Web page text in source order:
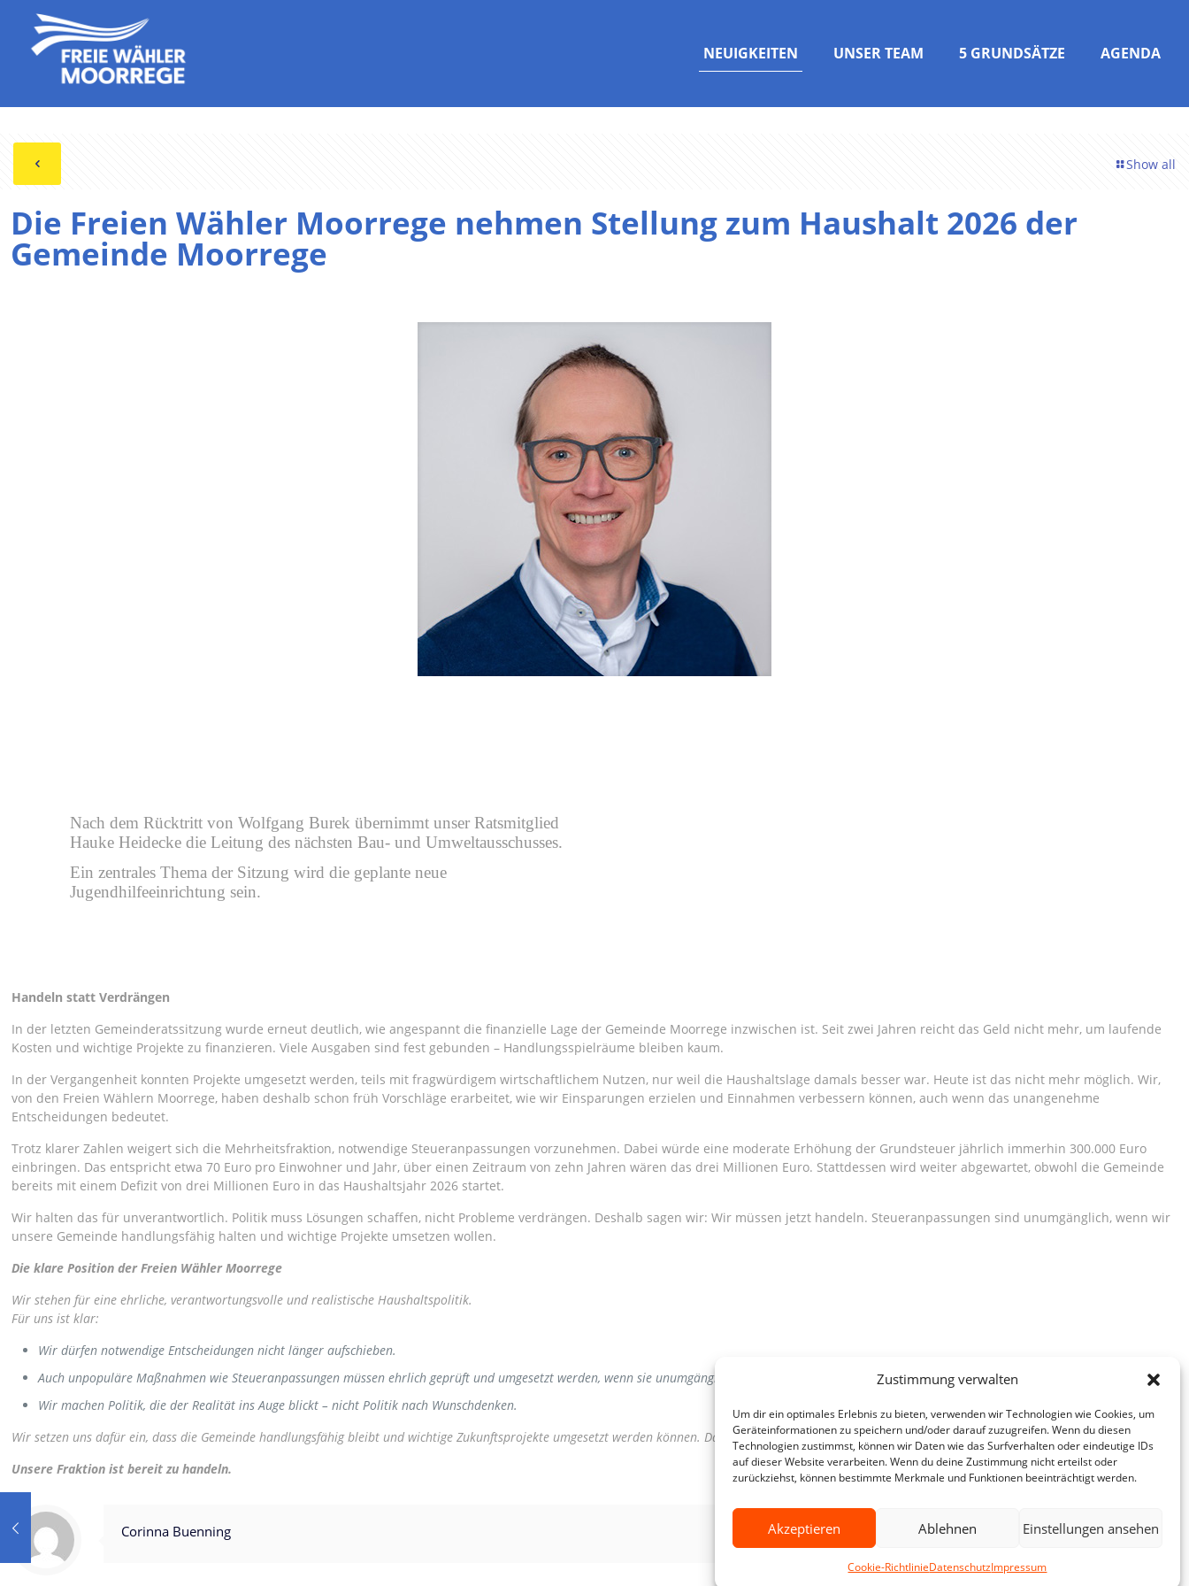
Zustimmung verwalten
Um dir ein optimales Erlebnis zu bieten, verwenden wir Technologien wie Cookies, um
Geräteinformationen zu speichern und/oder darauf zuzugreifen. Wenn du diesen
Technologien zustimmst, können wir Daten wie das Surfverhalten oder eindeutige IDs
auf dieser Website verarbeiten. Wenn du deine Zustimmung nicht erteilst oder
zurückziehst, können bestimmte Merkmale und Funktionen beeinträchtigt werden.
Akzeptieren Ablehnen Einstellungen ansehen
Cookie-RichtlinieDatenschutzImpressum
NEUIGKEITEN UNSER TEAM 5 GRUNDSÄTZE AGENDA
Show all
Die Freien Wähler Moorrege nehmen Stellung zum Haushalt 2026 der
Gemeinde Moorrege
Nach dem Rücktritt von Wolfgang Burek übernimmt unser Ratsmitglied
Hauke Heidecke die Leitung des nächsten Bau- und Umweltausschusses.
Ein zentrales Thema der Sitzung wird die geplante neue
Jugendhilfeeinrichtung sein.
Handeln statt Verdrängen
In der letzten Gemeinderatssitzung wurde erneut deutlich, wie angespannt die finanzielle Lage der Gemeinde Moorrege inzwischen ist. Seit zwei Jahren reicht das Geld nicht mehr, um laufende
Kosten und wichtige Projekte zu finanzieren. Viele Ausgaben sind fest gebunden – Handlungsspielräume bleiben kaum.
In der Vergangenheit konnten Projekte umgesetzt werden, teils mit fragwürdigem wirtschaftlichem Nutzen, nur weil die Haushaltslage damals besser war. Heute ist das nicht mehr möglich. Wir,
von den Freien Wählern Moorrege, haben deshalb schon früh Vorschläge erarbeitet, wie wir Einsparungen erzielen und Einnahmen verbessern können, auch wenn das unangenehme
Entscheidungen bedeutet.
Trotz klarer Zahlen weigert sich die Mehrheitsfraktion, notwendige Steueranpassungen vorzunehmen. Dabei würde eine moderate Erhöhung der Grundsteuer jährlich immerhin 300.000 Euro
einbringen. Das entspricht etwa 70 Euro pro Einwohner und Jahr, über einen Zeitraum von zehn Jahren wären das drei Millionen Euro. Stattdessen wird weiter abgewartet, obwohl die Gemeinde
bereits mit einem Defizit von drei Millionen Euro in das Haushaltsjahr 2026 startet.
Wir halten das für unverantwortlich. Politik muss Lösungen schaffen, nicht Probleme verdrängen. Deshalb sagen wir: Wir müssen jetzt handeln. Steueranpassungen sind unumgänglich, wenn wir
unsere Gemeinde handlungsfähig halten und wichtige Projekte umsetzen wollen.
Die klare Position der Freien Wähler Moorrege
Wir stehen für eine ehrliche, verantwortungsvolle und realistische Haushaltspolitik.
Für uns ist klar:
Wir dürfen notwendige Entscheidungen nicht länger aufschieben.
Auch unpopuläre Maßnahmen wie Steueranpassungen müssen ehrlich geprüft und umgesetzt werden, wenn sie unumgänglich sind.
Wir machen Politik, die der Realität ins Auge blickt – nicht Politik nach Wunschdenken.
Wir setzen uns dafür ein, dass die Gemeinde handlungsfähig bleibt und wichtige Zukunftsprojekte umgesetzt werden können. Das geht nur mit klaren Entscheidungen statt leeren Ankündigungen.
Unsere Fraktion ist bereit zu handeln.
Corinna Buenning